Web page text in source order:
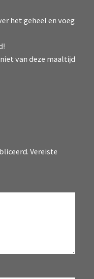
het geheel en voeg
van deze maaltijd
Vereiste